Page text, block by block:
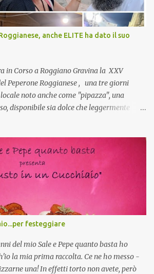
tutti a fine anno e tirare le somme…
tutti insieme, con grande convivialità!
come sappiamo bene, funziona spesso da
riesce a creare spesso l’ambiente
opportunità, non trovi? Cuocapercaso :
si dice...
anche ELITE ha dato il suo
in Corso a Roggiano Gravina la XXV
Peperone Roggianese , una tre giorni
noto anche come "pipazza", una
disponibile sia dolce che leggermente
ingrediente versatile in cucina, utilizzato
della tradizione o in piatti innovativi.
dell'evento abbiamo avuto prova della
durante il "2° Concorso
a base di peperone Roggianese" ideato da
dell'associazione Mongolfiera, che ha
attive sul territorio che hanno
un loro piatto a base di peperone.
insieme agli chef Francesco Luci e ...
festeggiare
del mio Sale e Pepe quanto basta ho
la mia prima raccolta. Ce ne ho messo -
una! In effetti torto non avete, però